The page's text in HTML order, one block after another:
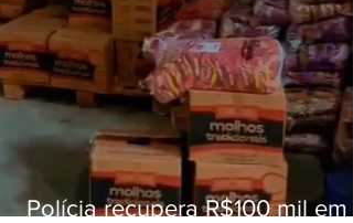
Polícia recupera R$100 mil em